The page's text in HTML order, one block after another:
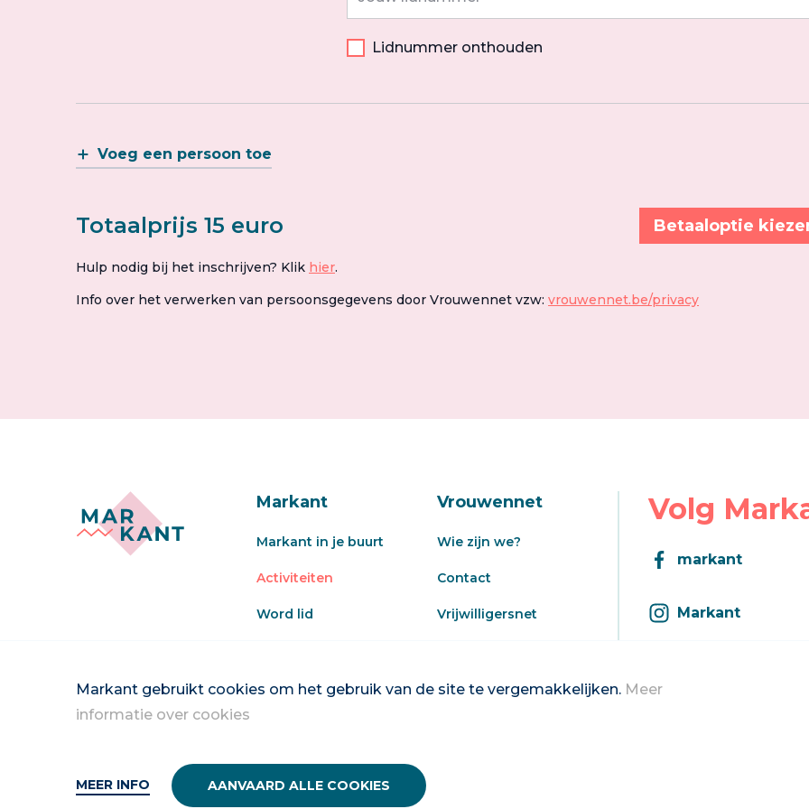
Markant gebruikt cookies om het gebruik van de site te vergemakkelijken. Meer
informatie over cookies
MEER INFO AANVAARD ALLE COOKIES
Lidnummer onthouden
Voeg een persoon toe
Totaalprijs 15 euro Betaaloptie
Hulp nodig bij het inschrijven? Klik hier.
Info over het verwerken van persoonsgegevens door Vrouwennet vzw: vrouwennet.be/privacy
Markant
Markant in je buurt
Activiteiten
Word lid
Word vrijwilliger
Vrouwennet
Wie zijn we?
Contact
Vrijwilligersnet
Registratie aanbod
Volg
markant
Markant